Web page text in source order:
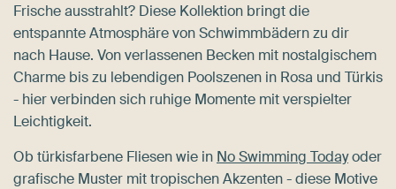
Frische ausstrahlt? Diese Kollektion bringt die
entspannte Atmosphäre von Schwimmbädern zu dir
nach Hause. Von verlassenen Becken mit nostalgischem
Charme bis zu lebendigen Poolszenen in Rosa und Türkis
- hier verbinden sich ruhige Momente mit verspielter
Leichtigkeit.
Ob türkisfarbene Fliesen wie in No Swimming Todayoder
grafische Muster mit tropischen Akzenten - diese Motive